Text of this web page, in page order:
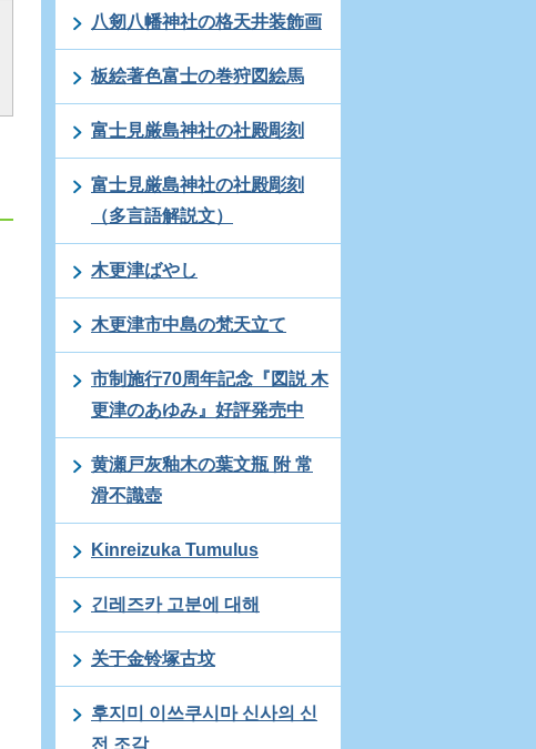
八剱八幡神社の格天井装飾画
板絵著色富士の巻狩図絵馬
富士見厳島神社の社殿彫刻
富士見厳島神社の社殿彫刻
（多言語解説文）
木更津ばやし
木更津市中島の梵天立て
市制施行70周年記念『図説 木
更津のあゆみ』好評発売中
黄瀬戸灰釉木の葉文瓶 附 常
滑不識壺
Kinreizuka Tumulus
긴레즈카 고분에 대해
关于金铃塚古坟
후지미 이쓰쿠시마 신사의 신
전 조각